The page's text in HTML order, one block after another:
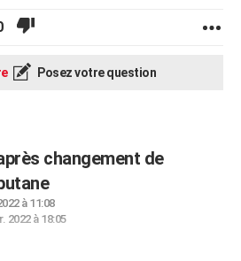
Posez votre question
changement de
à 11:08
2022 à 18:05